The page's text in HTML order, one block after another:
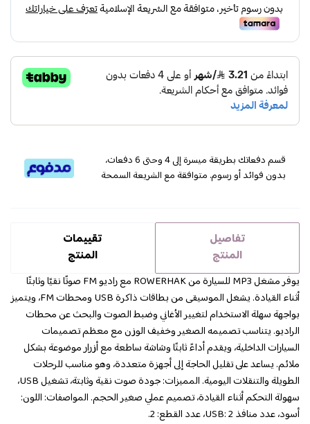
قسم دفعاتك بطريقة ميسرة إلى 4 وحتى 6 دفعات،
بدون فوائد أو رسوم. متوافقة مع الشريعة السمحة
تفاصيل
المنتج
تقييمات
المنتج
يوفر مشغل MP3 للسيارة من ROWERHAK مع راديو FM صوتًا نقيًا وثابتًا
أثناء القيادة. يشغل الموسيقى من بطاقات ذاكرة USB ومحطات FM، ويتميز
بواجهة سهلة الاستخدام لتغيير الأغاني وضبط الصوت والبحث عن محطات
الراديو. يتناسب تصميمه الصغير وخفيف الوزن مع معظم تصميمات
السيارات الداخلية، ويقدم أداءً ثابتًا وشاشة ساطعة مع أزرار موضوعة بشكل
ملائم. يساعد على تقليل الحاجة إلى أجهزة متعددة، وهو مناسب للرحلات
الطويلة والتنقلات اليومية. المميزات: جودة صوت نقية وثابتة، تشغيل USB،
سهولة التحكم أثناء القيادة، تصميم عملي صغير الحجم. المواصفات: اللون:
أسود، عدد منافذ USB: 2، عدد القطع: 2.